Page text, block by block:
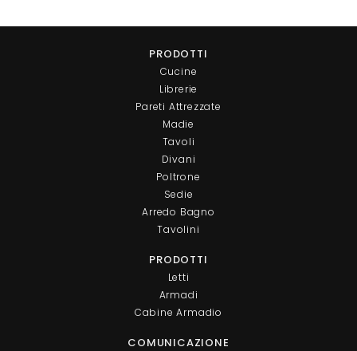
PRODOTTI
Cucine
Librerie
Pareti Attrezzate
Madie
Tavoli
Divani
Poltrone
Sedie
Arredo Bagno
Tavolini
PRODOTTI
Letti
Armadi
Cabine Armadio
COMUNICAZIONE